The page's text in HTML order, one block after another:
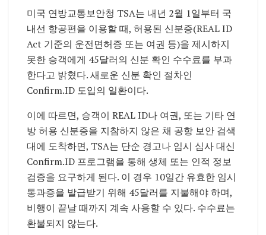
미국 연방교통보안청 TSA는 내년 2월 1일부터 국
내선 항공편을 이용할 때, 허용된 신분증(REAL ID
Act 기준의 운전면허증 또는 여권 등)을 제시하지
못한 승객에게 45달러의 신분 확인 수수료를 부과
한다고 밝혔다. 새로운 신분 확인 절차인
Confirm.ID 도입의 일환이다.
이에 따르면, 승객이 REAL ID나 여권, 또는 기타 연
방 허용 신분증을 지참하지 않은 채 공항 보안 검색
대에 도착하면, TSA는 단순 경고나 임시 심사 대신
Confirm.ID 프로그램을 통해 생체 또는 인적 정보
검증을 요구하게 된다. 이 경우 10일간 유효한 임시
통과증을 발급받기 위해 45달러를 지불해야 하며,
비행이 끝날 때까지 계속 사용할 수 있다. 수수료는
환불되지 않는다.